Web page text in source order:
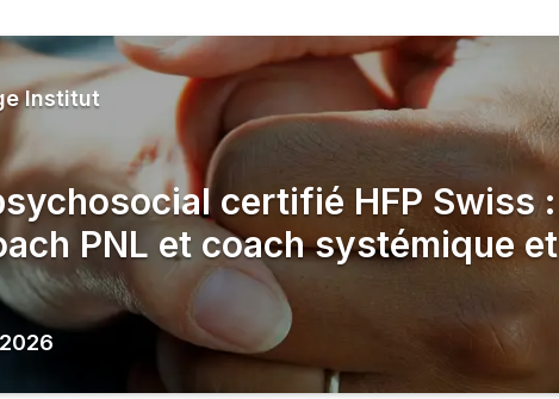
Institut
certifié HFP Swiss :
PNL et coach systémique et